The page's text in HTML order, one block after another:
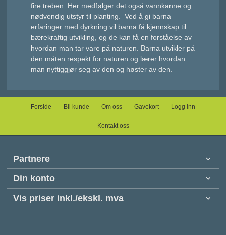
fire treben. Her medfølger det også vannkanne og
nødvendig utstyr til planting. Ved å gi barna
erfaringer med dyrkning vil barna få kjennskap til
bærekraftig utvikling, og de kan få en forståelse av
hvordan man tar vare på naturen. Barna utvikler på
den måten respekt for naturen og lærer hvordan
man nyttiggjør seg av den og høster av den.
Forside Bli kunde Om oss Gavekort Logg inn
Kontakt oss
Partnere
Din konto
Vis priser inkl./ekskl. mva